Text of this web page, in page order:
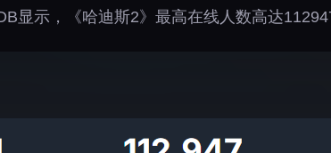
显示，《哈迪斯2》最高在线人数高达